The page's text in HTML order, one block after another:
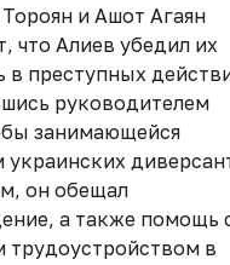
и Ашот Агаян
что Алиев убедил их
в преступных
руководителем
занимающейся
украинских
он обещал
а также помощь
трудоустройством в